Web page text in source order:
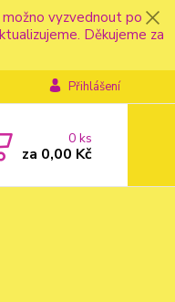
možno vyzvednout po
Děkujeme za
Přihlášení
0ks
za 0,00 Kč